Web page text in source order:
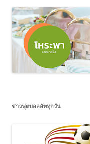
ข่าวฟุตบอลอัพทุกวัน